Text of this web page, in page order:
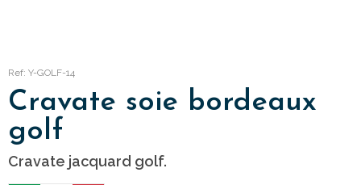
Ref: Y-GOLF-14
Cravate soie bordeaux
golf
Cravate jacquard golf.